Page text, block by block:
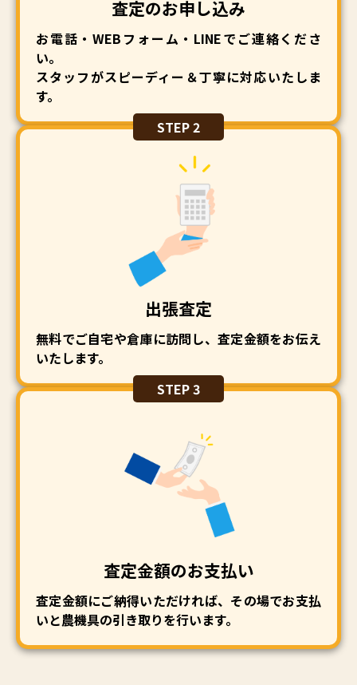
査定のお申し込み
お電話・WEBフォーム・LINEでご連絡くださ
い。
スタッフがスピーディー＆丁寧に対応いたしま
す。
STEP 2
出張査定
無料でご自宅や倉庫に訪問し、査定金額をお伝え
いたします。
STEP 3
査定金額のお支払い
査定金額にご納得いただければ、その場でお支払
いと農機具の引き取りを行います。